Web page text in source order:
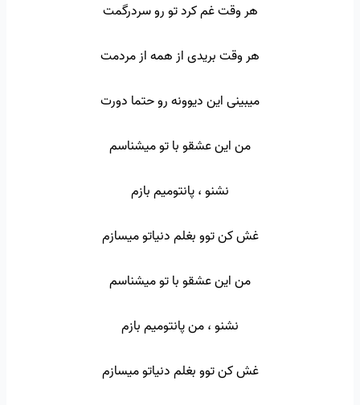
هر وقت غم کرد تو رو سردرگمت
هر وقت بریدی از همه از مردمت
میبینی این دیوونه رو حتما دورت
من این عشقو با تو میشناسم
نشنو ، پانتومیم بازم
غش کن توو بغلم دنیاتو میسازم
من این عشقو با تو میشناسم
نشنو ، من پانتومیم بازم
غش کن توو بغلم دنیاتو میسازم